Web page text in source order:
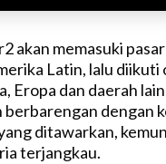
akan memasuki
Latin, lalu diikuti
Eropa dan daerah
berbarengan dengan
ditawarkan,
terjangkau.